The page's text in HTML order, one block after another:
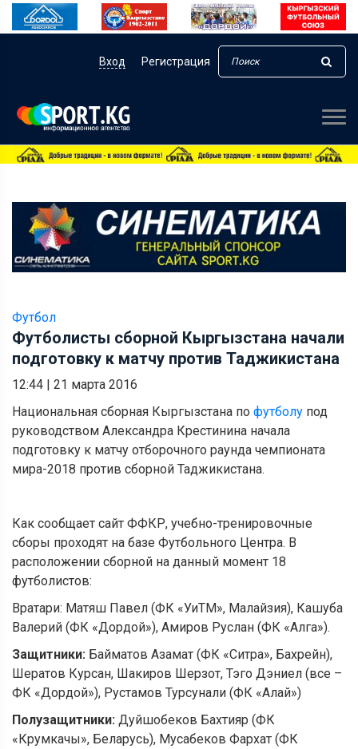
Вход Регистрация
Футбол
Футболисты сборной Кыргызстана начали
подготовку к матчу против Таджикистана
12:44 | 21 марта 2016
Национальная сборная Кыргызстана по футболу под
руководством Александра Крестинина начала
подготовку к матчу отборочного раунда чемпионата
мира-2018 против сборной Таджикистана.
Как сообщает сайт ФФКР, учебно-тренировочные
сборы проходят на базе Футбольного Центра. В
расположении сборной на данный момент 18
футболистов:
Вратари: Матяш Павел (ФК «УиТМ», Малайзия), Кашуба
Валерий (ФК «Дордой»), Амиров Руслан (ФК «Алга»).
Защитники: Байматов Азамат (ФК «Ситра», Бахрейн),
Шератов Курсан, Шакиров Шерзот, Тэго Дэниел (все –
ФК «Дордой»), Рустамов Турсунали (ФК «Алай»)
Полузащитники: Дуйшобеков Бахтияр (ФК
«Крумкачы», Беларусь), Мусабеков Фархат (ФК